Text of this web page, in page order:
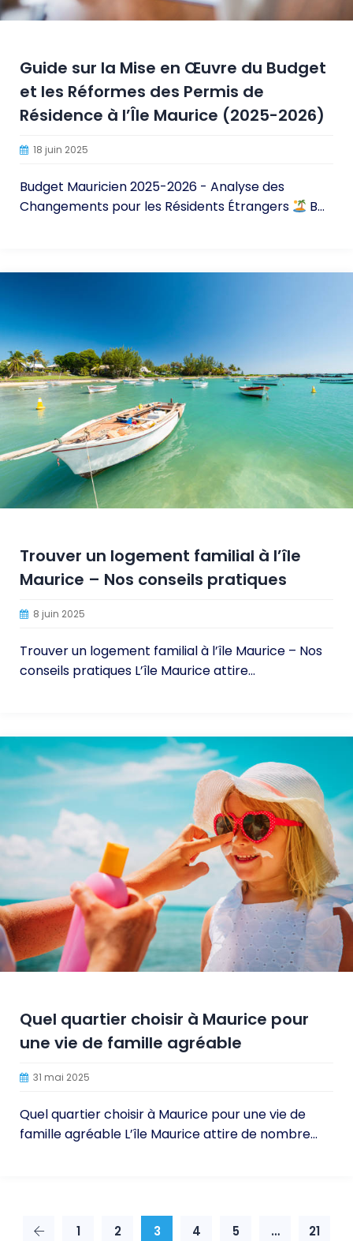
Guide sur la Mise en Œuvre du Budget
et les Réformes des Permis de
Résidence à l’Île Maurice (2025-2026)
18 juin 2025
Budget Mauricien 2025-2026 - Analyse des
Changements pour les Résidents Étrangers
B...
Trouver un logement familial à l’île
Maurice – Nos conseils pratiques
8 juin 2025
Trouver un logement familial à l’île Maurice – Nos
conseils pratiques L’île Maurice attire...
Quel quartier choisir à Maurice pour
une vie de famille agréable
31 mai 2025
Quel quartier choisir à Maurice pour une vie de
famille agréable L’île Maurice attire de nombre...
1 2 3 4 5 … 21